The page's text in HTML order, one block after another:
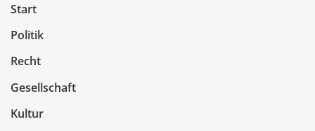
Start
Politik
Recht
Gesellschaft
Kultur